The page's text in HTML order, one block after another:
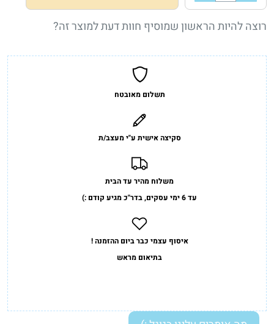
רוצה להיות הראשון שמוסיף חוות דעת למוצר זה?
תשלום מאובטח
סקיצה אישית ע"י מעצב/ת
משלוח מהיר עד הבית
עד 6 ימי עסקים, בדר"כ מגיע קודם :)
איסוף עצמי כבר ביום ההזמנה !
בתיאום מראש